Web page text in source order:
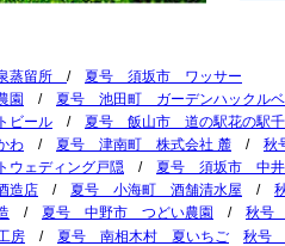
蒸留所 / 夏号 須坂市 ワッサー
園 / 夏号 池田町 ガーデンハックルベ
ビール / 夏号 飯山市 道の駅花の駅千
わ / 夏号 津南町 株式会社 麓 / 秋
ェディング戸隠 / 夏号 須坂市 中井
造店 / 夏号 小海町 酒舗清水屋 /
/ 夏号 中野市 つどい農園 / 秋号
房 / 夏号 南相木村 夏いちご 秋号